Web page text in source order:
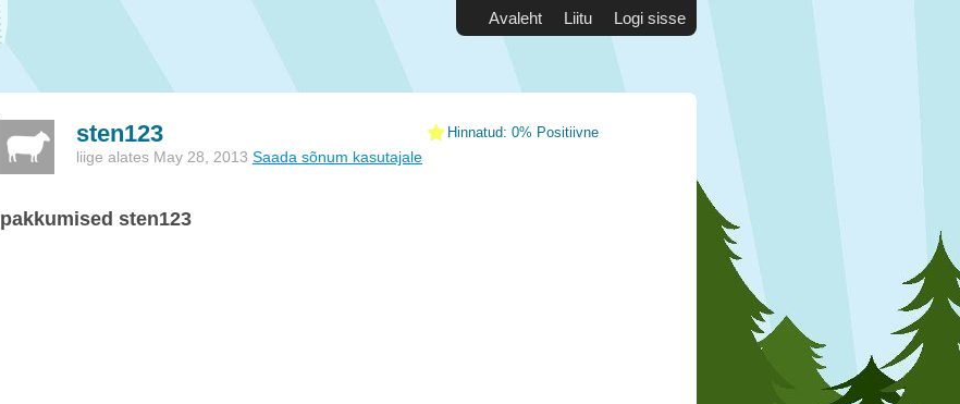
Avaleht Liitu Logi sisse
sten123 Hinnatud: 0% Positiivne
liige alates May 28, 2013 Saada sõnum kasutajale
pakkumised sten123